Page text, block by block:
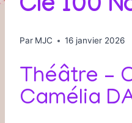
Cie 100
Par MJC 16 janvier 2026
Théâtre –
Camélia